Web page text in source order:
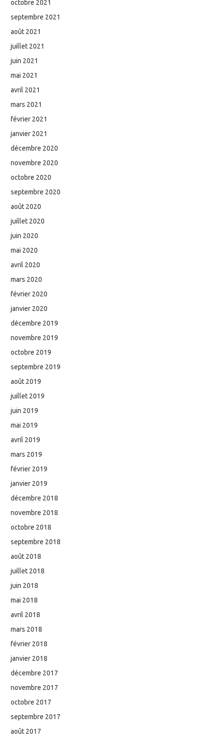
octobre 2021
septembre 2021
août 2021
juillet 2021
juin 2021
mai 2021
avril 2021
mars 2021
février 2021
janvier 2021
décembre 2020
novembre 2020
octobre 2020
septembre 2020
août 2020
juillet 2020
juin 2020
mai 2020
avril 2020
mars 2020
février 2020
janvier 2020
décembre 2019
novembre 2019
octobre 2019
septembre 2019
août 2019
juillet 2019
juin 2019
mai 2019
avril 2019
mars 2019
février 2019
janvier 2019
décembre 2018
novembre 2018
octobre 2018
septembre 2018
août 2018
juillet 2018
juin 2018
mai 2018
avril 2018
mars 2018
février 2018
janvier 2018
décembre 2017
novembre 2017
octobre 2017
septembre 2017
août 2017